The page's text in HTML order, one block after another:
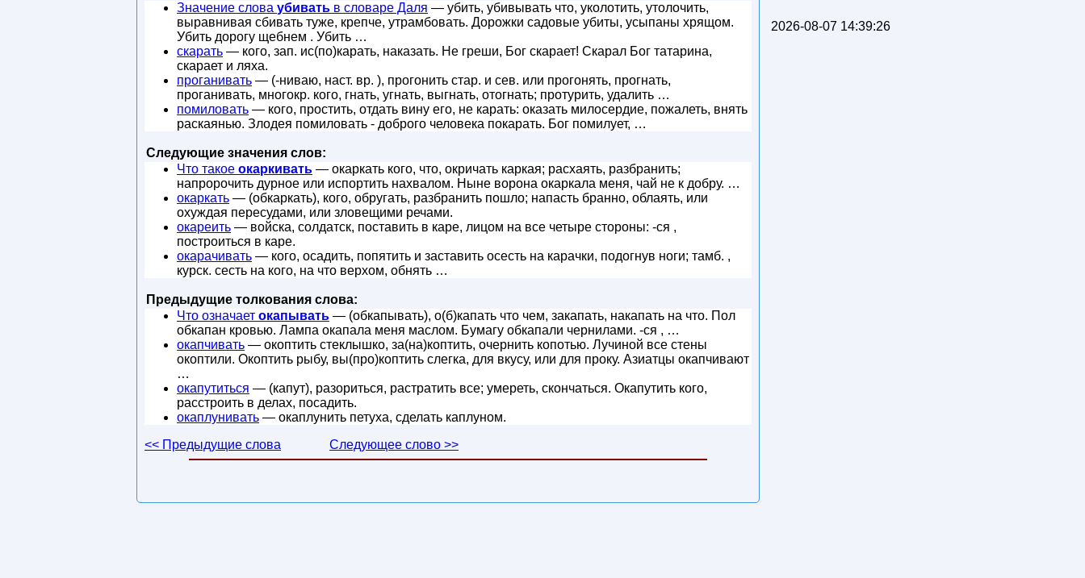
Значение слова убивать в словаре Даля — убить, убивывать что, уколотить, утолочить,
выравнивая сбивать туже, крепче, утрамбовать. Дорожки садовые убиты, усыпаны хрящом.
Убить дорогу щебнем . Убить …
скарать — кого, зап. ис(по)карать, наказать. Не греши, Бог скарает! Скарал Бог татарина,
скарает и ляха.
проганивать — (-ниваю, наст. вр. ), прогонить стар. и сев. или прогонять, прогнать,
проганивать, многокр. кого, гнать, угнать, выгнать, отогнать; протурить, удалить …
помиловать — кого, простить, отдать вину его, не карать: оказать милосердие, пожалеть, внять
раскаянью. Злодея помиловать - доброго человека покарать. Бог помилует, …
Следующие значения слов:
Что такое окаркивать — окаркать кого, что, окричать каркая; расхаять, разбранить;
напророчить дурное или испортить нахвалом. Ныне ворона окаркала меня, чай не к добру. …
окаркать — (обкаркать), кого, обругать, разбранить пошло; напасть бранно, облаять, или
охуждая пересудами, или зловещими речами.
окареить — войска, солдатск, поставить в каре, лицом на все четыре стороны: -ся ,
построиться в каре.
окарачивать — кого, осадить, попятить и заставить осесть на карачки, подогнув ноги; тамб. ,
курск. сесть на кого, на что верхом, обнять …
Предыдущие толкования слова:
Что означает окапывать — (обкапывать), о(б)капать что чем, закапать, накапать на что. Пол
обкапан кровью. Лампа окапала меня маслом. Бумагу обкапали чернилами. -ся , …
окапчивать — окоптить стеклышко, за(на)коптить, очернить копотью. Лучиной все стены
окоптили. Окоптить рыбу, вы(про)коптить слегка, для вкусу, или для проку. Азиатцы окапчивают
…
окапутиться — (капут), разориться, растратить все; умереть, скончаться. Окапутить кого,
расстроить в делах, посадить.
окаплунивать — окаплунить петуха, сделать каплуном.
<< Предыдущие слова
Следующее слово >>
2026-08-07 14:39:26